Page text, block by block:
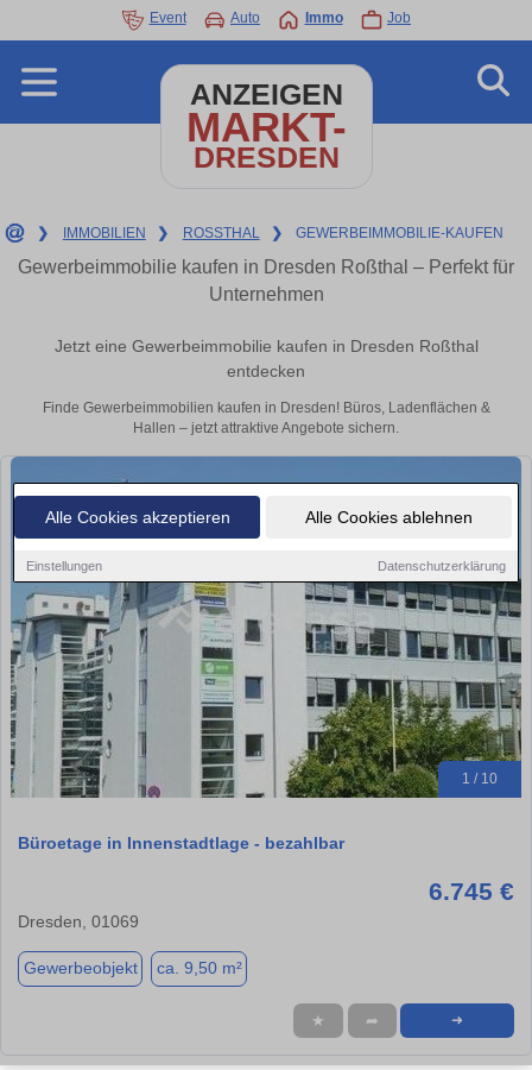
Alle Cookies akzeptieren Alle Cookies ablehnen
Einstellungen Datenschutzerklärung
Event Auto Immo Job
ANZEIGEN
MARKT-
DRESDEN
❯ IMMOBILIEN ❯ ROSSTHAL ❯ GEWERBEIMMOBILIE-KAUFEN
Gewerbeimmobilie kaufen in Dresden Roßthal – Perfekt für
Unternehmen
Jetzt eine Gewerbeimmobilie kaufen in Dresden Roßthal
entdecken
Finde Gewerbeimmobilien kaufen in Dresden! Büros, Ladenflächen &
Hallen – jetzt attraktive Angebote sichern.
1 / 10
Büroetage in Innenstadtlage - bezahlbar
6.745 €
Dresden, 01069
Gewerbeobjekt ca. 9,50 m²
★ ➦ ➜